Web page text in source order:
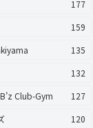
177
159
135
132
B’z Club-Gym
127
120